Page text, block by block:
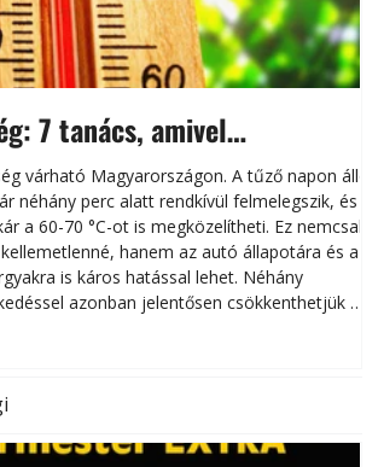
7 tanács, amivel
autónkat a nyári károktól
várható Magyarországon. A tűző napon álló
néhány perc alatt rendkívül felmelegszik, és
a 60-70 °C-ot is megközelítheti. Ez nemcsak
hanem az autó állapotára és a
is káros hatással lehet. Néhány
azonban jelentősen csökkenthetjük a